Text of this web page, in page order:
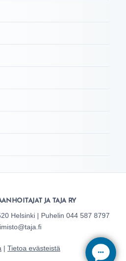
JA TAJA RY
Helsinki | Puhelin 044 587 8797
Tietoa evästeistä